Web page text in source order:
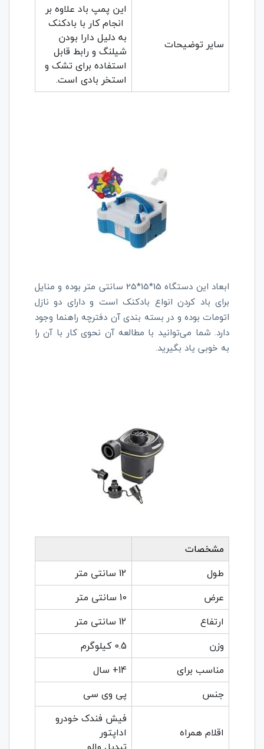
سایر توضیحات
این پمپ باد علاوه بر
انجام کار با بادکنک
به دلیل دارا بودن
شیلنگ و رابط قابل
استفاده برای تشک و
استخر بادی است.
ابعاد این دستگاه 15*15*25 سانتی متر بوده و منایل
برای باد کردن انواع بادکنک است و دارای دو نازل
اتومات بوده و در بسته بندی آن دفترچه راهنما وجود
دارد. شما می‌توانید با مطالعه آن نحوی کار با آن را
به خوبی یاد بگیرید.
مشخصات
طول
12 سانتی متر
عرض
10 سانتی متر
ارتفاع
12 سانتی متر
وزن
0.5 کیلوگرم
مناسب برای
14+ سال
جنس
پی وی سی
اقلام همراه
فیش فندک خودرو
اداپتور